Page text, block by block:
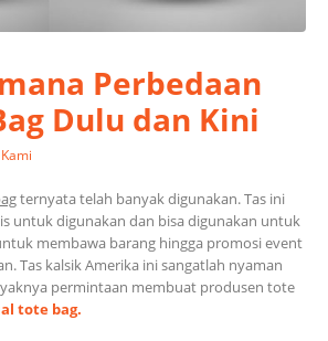
Perbedaan
Dulu dan Kini
ternyata telah banyak digunakan. Tas ini
untuk digunakan dan bisa digunakan untuk
membawa barang hingga promosi event
Tas kalsik Amerika ini sangatlah nyaman
permintaan membuat produsen tote
tote bag.